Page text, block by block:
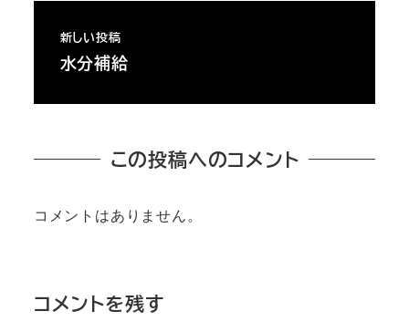
新しい投稿
水分補給
この投稿へのコメント
コメントはありません。
コメントを残す